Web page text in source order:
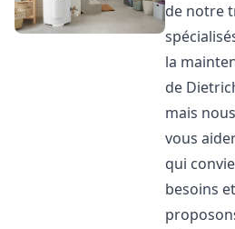
de notre
la
de
mais
vous
qui
besoins